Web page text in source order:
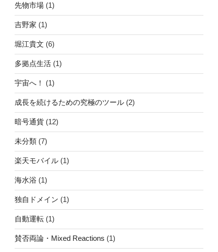
先物市場 (1)
吉野家 (1)
堀江貴文 (6)
多拠点生活 (1)
宇宙へ！ (1)
成長を続けるための究極のツール (2)
暗号通貨 (12)
未分類 (7)
楽天モバイル (1)
海水浴 (1)
独自ドメイン (1)
自動運転 (1)
賛否両論・Mixed Reactions (1)